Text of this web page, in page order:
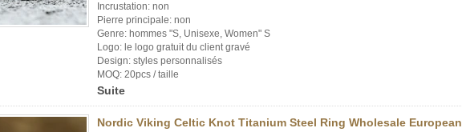
Incrustation: non
Pierre principale: non
Genre: hommes "S, Unisexe, Women" S
Logo: le logo gratuit du client gravé
Design: styles personnalisés
MOQ: 20pcs / taille
Suite
Nordic Viking Celtic Knot Titanium Steel Ring Wholesale